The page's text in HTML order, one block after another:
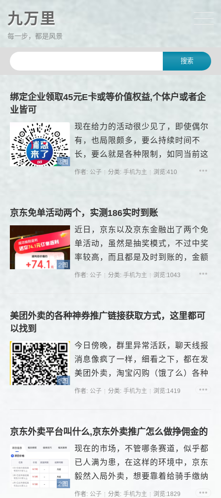
九万里
每一步，都是风景
绑定企业领取45元E卡或等价值权益,个体户或者企
业皆可
3图
现在给力的活动很少见了，即使偶尔
有，也局限颇多，要么持续时间不
长，要么就是各种限制，如同当前这
个活动，...
作者: 公子 分类: 手机为主 浏览:410
京东免单活动两个，实测186实时到账
2图
近日，京东以及京东金融出了两个免
单活动，虽然是抽奖模式，不过中奖
率较高，而且都是及时到账的，金额
相对也较大，...
作者: 公子 分类: 手机为主 浏览:1043
美团外卖的各种神券推广链接获取方式，这里都可
以找到
2图
今日傍晚，群里异常活跃，聊天线报
消息像疯了一样，细看之下，都在发
美团外卖，淘宝闪购（饿了么）各种
神券，...
作者: 公子 分类: 手机为主 浏览:1419
京东外卖平台叫什么,京东外卖推广怎么做挣佣金的
2图
现在的市场，不管哪条赛道，似乎都
已人满为患，在这样的环境中，京东
毅然入局外卖，想要靠着给骑手缴纳
五险一金这一待遇，抢占市场份
作者: 公子 分类: 手机为主 浏览:1829